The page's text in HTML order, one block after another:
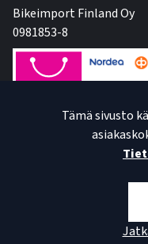
Bikeimport Finland Oy
0981853-8
Tämä sivusto